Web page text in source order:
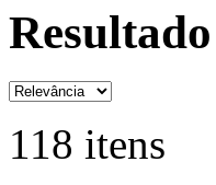
118 itens